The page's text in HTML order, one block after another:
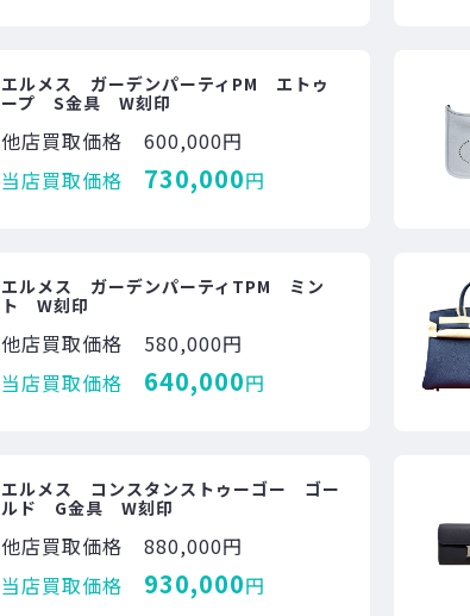
エルメス ガーデンパーティPM エトゥ
ープ S金具 W刻印
他店買取価格
600,000円
当店買取価格
730,000円
エルメス ガーデンパーティTPM ミン
ト W刻印
他店買取価格
580,000円
当店買取価格
640,000円
エルメス コンスタンストゥーゴー ゴー
ルド G金具 W刻印
他店買取価格
880,000円
当店買取価格
930,000円